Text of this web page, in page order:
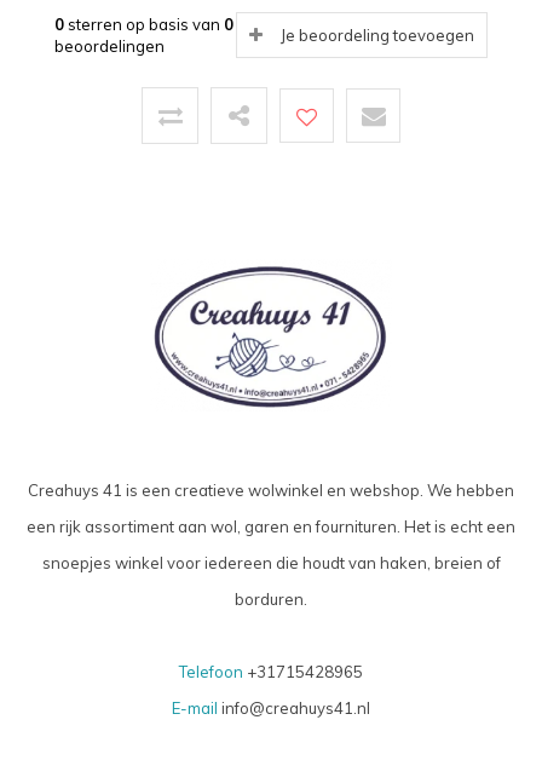
0sterren op basis van 0
beoordelingen
Je beoordeling toevoegen
Creahuys 41 is een creatieve wolwinkel en webshop. We hebben
een rijk assortiment aan wol, garen en fournituren. Het is echt een
snoepjes winkel voor iedereen die houdt van haken, breien of
borduren.
Telefoon +31715428965
E-mail info@creahuys41.nl